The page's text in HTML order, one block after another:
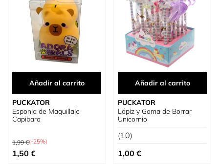
Añadir al carrito
PUCKATOR
Esponja de Maquillaje
Capibara
Precio habitual
1,99 €(-25%)
Precio especial
1,50 €
Añadir al carrito
PUCKATOR
Lápiz y Goma de Borrar
Unicornio
(10)
1,00 €